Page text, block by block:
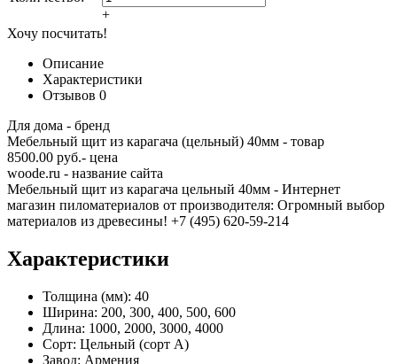
+
Хочу посчитать!
Описание
Характеристики
Отзывов 0
Для дома - бренд
Мебельный щит из карагача (цельный) 40мм - товар
8500.00 руб.- цена
woode.ru - название сайта
Мебельный щит из карагача цельный 40мм - Интернет
магазин пиломатериалов от производителя: Огромный выбор
материалов из древесины! +7 (495) 620-59-214
Характеристики
Толщина (мм): 40
Ширина: 200, 300, 400, 500, 600
Длина: 1000, 2000, 3000, 4000
Сорт: Цельный (сорт А)
Завод: Армения